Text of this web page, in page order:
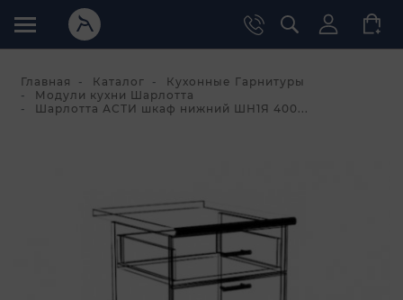
Главная Каталог
Кухонные Гарнитуры
Модули кухни Шарлотта
Шарлотта АСТИ шкаф нижний ШН1Я 400...